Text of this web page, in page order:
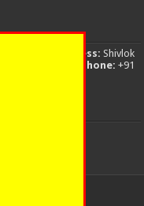
Address: Shivlok
248001, India
Phone: +91